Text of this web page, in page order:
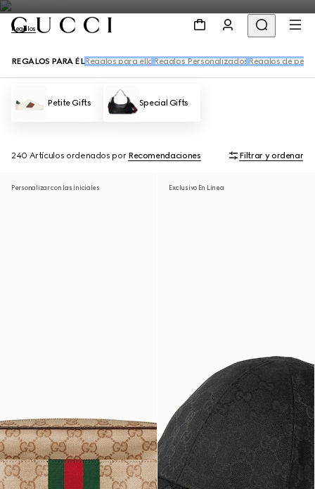
Regalos
REGALOS PARA ÉLRegalos para ella Regalos Personalizados Regalos de
Petite Gifts Special Gifts
240 Artículos ordenados por Recomendaciones Filtrar y ordenar
Personalizar con las iniciales Exclusivo En Línea